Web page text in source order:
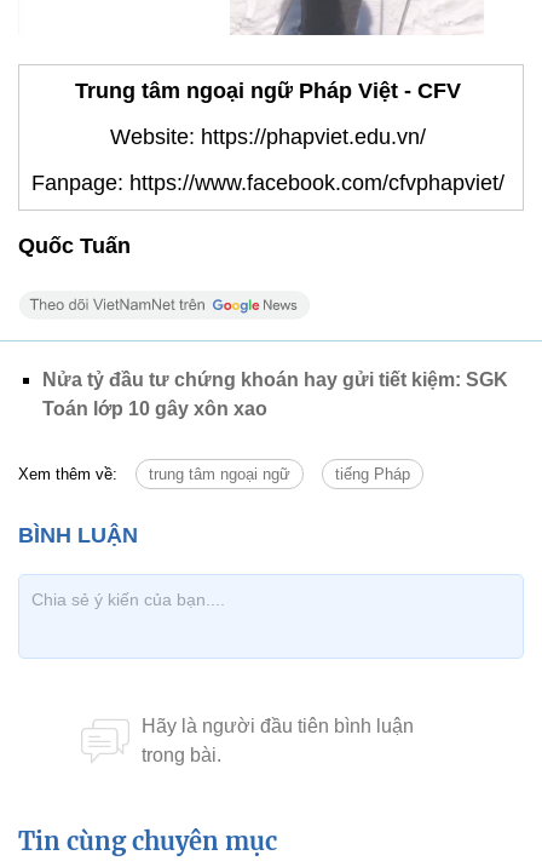
Trung tâm ngoại ngữ Pháp Việt - CFV
Website: https://phapviet.edu.vn/
Fanpage: https://www.facebook.com/cfvphapviet/
Quốc Tuấn
Nửa tỷ đầu tư chứng khoán hay gửi tiết kiệm: SGK
Toán lớp 10 gây xôn xao
Xem thêm về: trung tâm ngoại ngữ tiếng Pháp
Tin cùng chuyên mục